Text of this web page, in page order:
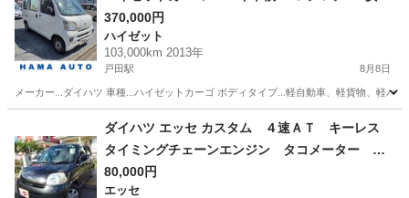
370,000円
ハイゼット
103,000km 2013年
戸田駅 8月8日
メーカー...ダイハツ 車種...ハイゼットカーゴ ボディタイプ...軽自動車、軽貨物、軽
戸田駅 ハイゼット ハイゼットカーゴ
ダイハツ エッセ カスタム ４速ＡＴ キーレス
タイミングチェーンエンジン タコメーター 純
正エアロ （検8.12）
80,000円
エッセ